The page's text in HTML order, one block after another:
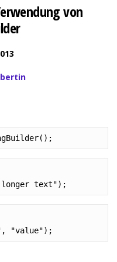
von
longer text");
"value");